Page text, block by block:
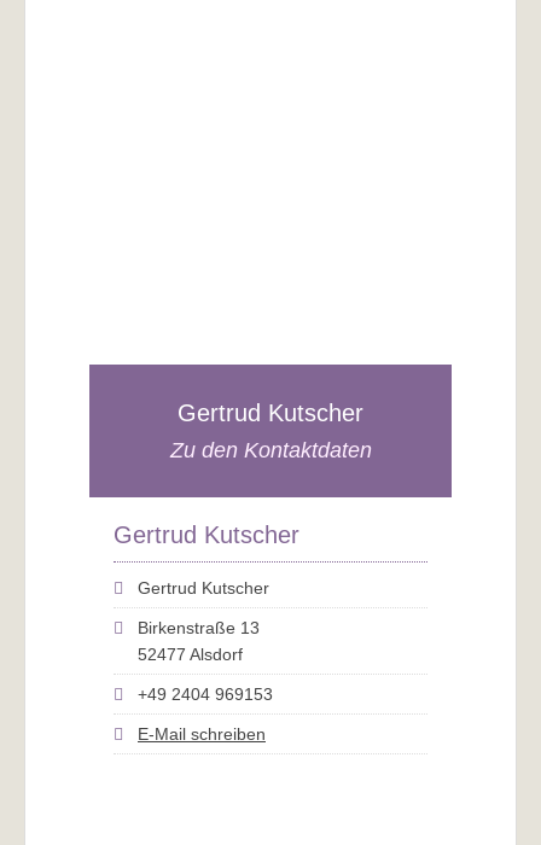
Gertrud Kutscher
Zu den Kontaktdaten
Gertrud Kutscher
Gertrud Kutscher
Birkenstraße 13
52477 Alsdorf
+49 2404 969153
E-Mail schreiben